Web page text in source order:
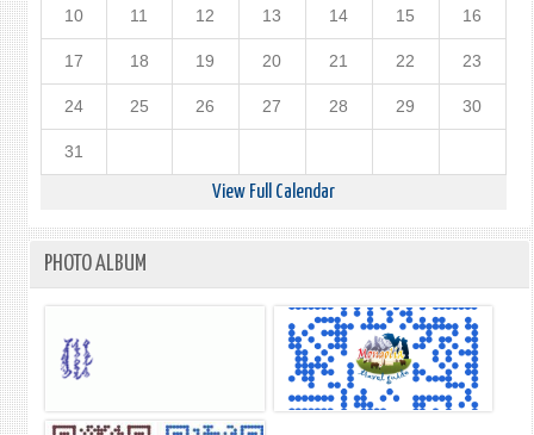
10 11 12 13 14 15 16
17 18 19 20 21 22 23
24 25 26 27 28 29 30
31
View Full Calendar
PHOTO ALBUM